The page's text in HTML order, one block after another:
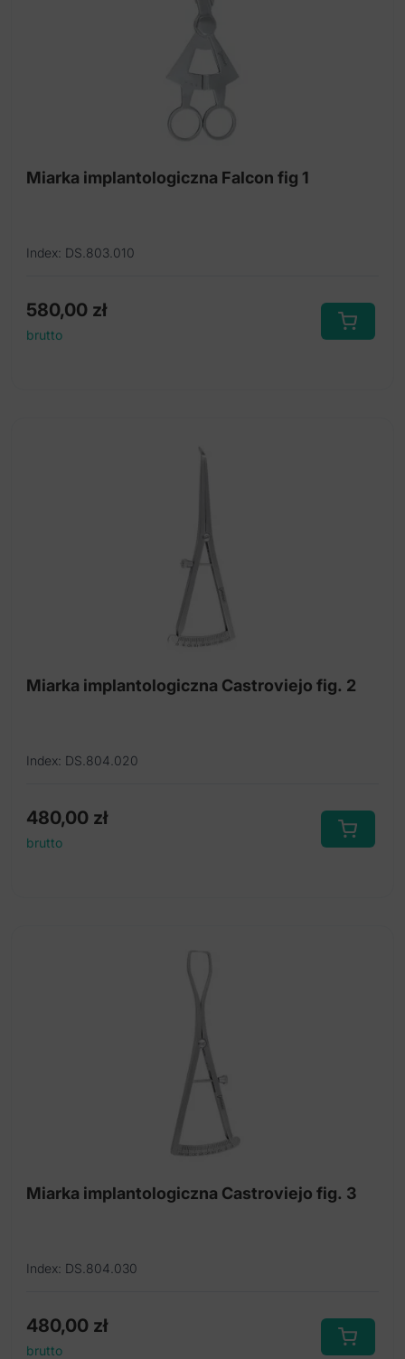
Zestaw do śrubowego rozszerzania kości
Osteotomy atraumatyczne
Narzędza do podnoszenia dna zatoki
Miarka implantologiczna Falcon fig 1
Index: DS.803.010
580,00 zł
brutto
Miarka implantologiczna Castroviejo fig. 2
Index: DS.804.020
480,00 zł
brutto
Miarka implantologiczna Castroviejo fig. 3
Index: DS.804.030
480,00 zł
brutto